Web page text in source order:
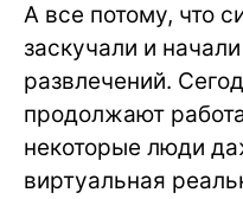
А все потому, что
заскучали и
развлечений.
продолжают
некоторые люди
виртуальная